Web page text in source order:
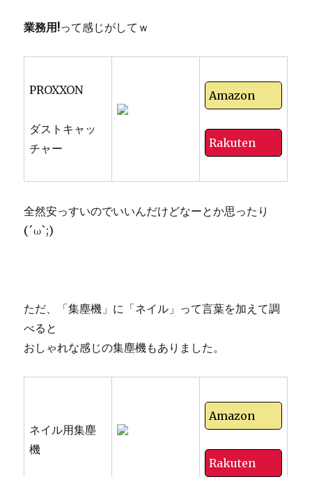
業務用!って感じがしてｗ
PROXXON
ダストキャッ
チャー
Amazon
Rakuten
全然安っすいのでいいんだけどなーとか思ったり
(´ω`;)
ただ、「集塵機」に「ネイル」って言葉を加えて調
べると
おしゃれな感じの集塵機もありました。
ネイル用集塵
機
Amazon
Rakuten